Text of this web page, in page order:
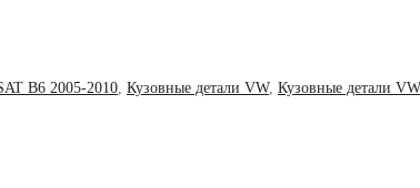
B6 2005-2010 Кузовные детали VW, Кузовные детали